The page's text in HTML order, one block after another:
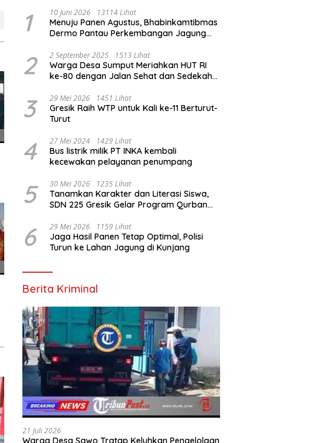
1 10 Juni 2026 13114 Lihat
Menuju Panen Agustus, Bhabinkamtibmas
Dermo Pantau Perkembangan Jagung
2 2 September 2025 1513 Lihat
Warga Desa Sumput Meriahkan HUT RI
ke-80 dengan Jalan Sehat dan Sedekah
3 29 Mei 2026 1451 Lihat
Gresik Raih WTP untuk Kali ke-11 Berturut-
Turut
4 27 Mei 2024 1429 Lihat
Bus listrik milik PT INKA kembali
kecewakan pelayanan penumpang
5 30 Mei 2026 1235 Lihat
Tanamkan Karakter dan Literasi Siswa,
SDN 225 Gresik Gelar Program Qurban
6 29 Mei 2026 1159 Lihat
Jaga Hasil Panen Tetap Optimal, Polisi
Turun ke Lahan Jagung di Kunjang
Berita Kriminal
21 Juli 2026
Warga Desa Sawo Tratap Keluhkan Pengelolaan